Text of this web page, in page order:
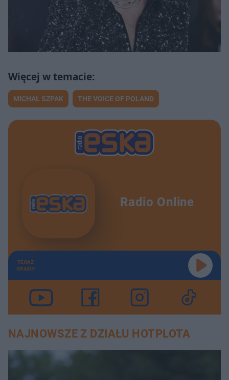
MICHAŁ SZPAK THE VOICE OF POLAND
Radio Online
TERAZ
GRAMY
NAJNOWSZE Z DZIAŁU HOTPLOTA